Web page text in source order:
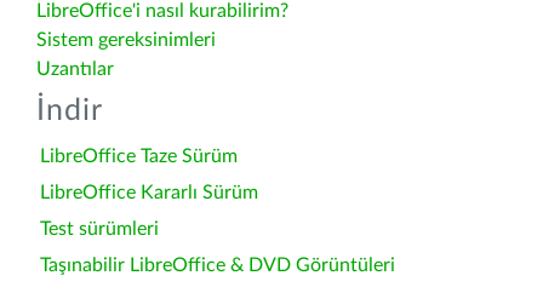
LibreOffice'i nasıl kurabilirim?
Sistem gereksinimleri
Uzantılar
İndir
LibreOffice Taze Sürüm
LibreOffice Kararlı Sürüm
Test sürümleri
Taşınabilir LibreOffice & DVD Görüntüleri